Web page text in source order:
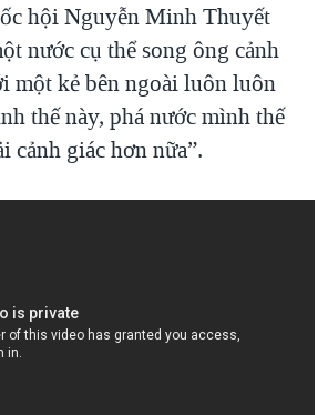
hội Nguyễn Minh Thuyết
nước cụ thể song ông cảnh
một kẻ bên ngoài luôn luôn
thế này, phá nước mình thế
cảnh giác hơn nữa”.